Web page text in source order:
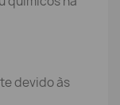
devido às